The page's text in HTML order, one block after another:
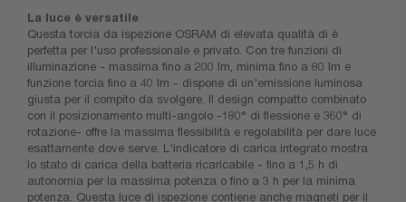
La luce è versatile
Questa torcia da ispezione OSRAM di elevata qualità di è
perfetta per l'uso professionale e privato. Con tre funzioni di
illuminazione - massima fino a 200 lm, minima fino a 80 lm e
funzione torcia fino a 40 lm - dispone di un'emissione luminosa
giusta per il compito da svolgere. Il design compatto combinato
con il posizionamento multi-angolo -180° di flessione e 360° di
rotazione- offre la massima flessibilità e regolabilità per dare luce
esattamente dove serve. L'indicatore di carica integrato mostra
lo stato di carica della batteria ricaricabile - fino a 1,5 h di
autonomia per la massima potenza o fino a 3 h per la minima
potenza. Questa luce di ispezione contiene anche magneti per il